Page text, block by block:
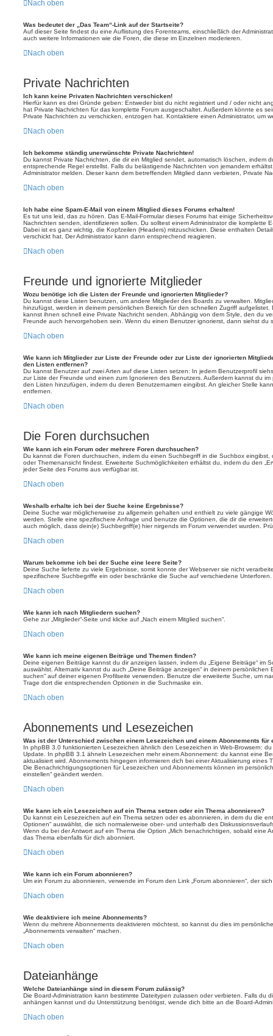
Nach oben
Was bedeutet der „Das Team“-Link auf der Startseite?
Auf dieser Seite findest du eine Auflistung des Forenteams, einschließlich der
auch weitere Informationen wie die Foren, die diese im Einzelnen moderieren.
Nach oben
Private Nachrichten
Ich kann keine Privaten Nachrichten verschicken!
Hierfür kann es drei Gründe geben: Entweder bist du nicht registriert und / oder nicht
hat Private Nachrichten für das komplette Forum ausgeschaltet. Außerdem könnte es
Private Nachrichten zu verschicken, entzogen hat. Kontaktiere einen Administrator, um
Nach oben
Ich bekomme ständig unerwünschte Private Nachrichten!
Du kannst Private Nachrichten, die dir ein Mitglied sendet, automatisch löschen, indem
entsprechende Regel erstellst. Falls du belästigende Nachrichten von jemandem
Administrator melden. Dieser kann dem betreffenden Mitglied dann verbieten, Private
Nach oben
Ich habe eine Spam-E-Mail von einem Mitglied dieses Forums erhalten!
Es tut uns leid, das zu hören. Das E-Mail-Formular dieses Forums hat einige
Nachrichten senden, identifizieren sollen. Du solltest einem Administrator die komplette
Dabei ist es ganz wichtig, die Kopfzeilen (Headers) mitzuschicken. Diese enthalten
verschickt hat. Der Administrator kann dann entsprechend reagieren.
Nach oben
Freunde und ignorierte Mitglieder
Wozu benötige ich die Listen der Freunde und ignorierten Mitglieder?
Du kannst diese Listen benutzen, um andere Mitglieder des Boards zu verwalten.
hinzufügst, werden in deinem persönlichen Bereich für den schnellen Zugriff
kannst ihnen schnell eine Private Nachricht senden. Abhängig von dem Style, den du
Freunde auch hervorgehoben sein. Wenn du einen Benutzer ignorierst, dann siehst du
Nach oben
Wie kann ich Mitglieder zur Liste der Freunde oder zur Liste der ignorierten
den Listen entfernen?
Du kannst Benutzer auf zwei Arten auf diese Listen setzen: In jedem Benutzerprofil
zur Liste der Freunde und einen zum Ignorieren des Benutzers. Außerdem kannst du
den Listen hinzufügen, indem du deren Benutzernamen eingibst. An gleicher Stelle
entfernen.
Nach oben
Die Foren durchsuchen
Wie kann ich ein Forum oder mehrere Foren durchsuchen?
Du kannst die Foren durchsuchen, indem du einen Suchbegriff in die Suchbox eingibst,
oder Themenansicht findest. Erweiterte Suchmöglichkeiten erhältst du, indem du den
jeder Seite des Forums aus verfügbar ist.
Nach oben
Weshalb erhalte ich bei der Suche keine Ergebnisse?
Deine Suche war möglicherweise zu allgemein gehalten und enthielt zu viele gängige
werden. Stelle eine spezifischere Anfrage und benutze die Optionen, die dir die
auch möglich, dass dein(e) Suchbegriff(e) hier nirgends im Forum verwendet wurden.
Nach oben
Warum bekomme ich bei der Suche eine leere Seite?
Deine Suche lieferte zu viele Ergebnisse, somit konnte der Webserver sie nicht
spezifischere Suchbegriffe ein oder beschränke die Suche auf verschiedene Unterforen.
Nach oben
Wie kann ich nach Mitgliedern suchen?
Gehe zur „Mitglieder“-Seite und klicke auf „Nach einem Mitglied suchen“.
Nach oben
Wie kann ich meine eigenen Beiträge und Themen finden?
Deine eigenen Beiträge kannst du dir anzeigen lassen, indem du „Eigene Beiträge“ im
auswählst. Alternativ kannst du auch „Deine Beiträge anzeigen“ in deinem persönlichen
suchen“ auf deiner eigenen Profilseite verwenden. Benutze die erweiterte Suche, um
Trage dort die entsprechenden Optionen in die Suchmaske ein.
Nach oben
Abonnements und Lesezeichen
Was ist der Unterschied zwischen einem Lesezeichen und einem Abonnements für
In phpBB 3.0 funktionierten Lesezeichen ähnlich den Lesezeichen in Web-Browsern:
Update. In phpBB 3.1 ähneln Lesezeichen mehr einem Abonnement: du kannst eine
aktualisiert wird. Abonnements hingegen informieren dich bei einer Aktualisierung eines
Die Benachrichtigungsoptionen für Lesezeichen und Abonnements können im
einstellen“ geändert werden.
Nach oben
Wie kann ich ein Lesezeichen auf ein Thema setzen oder ein Thema abonnieren?
Du kannst ein Lesezeichen auf ein Thema setzen oder es abonnieren, in dem du die
Optionen“ auswählst, die sich normalerweise ober- und unterhalb des
Wenn du bei der Antwort auf ein Thema die Option „Mich benachrichtigen, sobald eine
das Thema ebenfalls für dich abonniert.
Nach oben
Wie kann ich ein Forum abonnieren?
Um ein Forum zu abonnieren, verwende im Forum den Link „Forum abonnieren“, der
Nach oben
Wie deaktiviere ich meine Abonnements?
Wenn du mehrere Abonnements deaktivieren möchtest, so kannst du dies im
„Abonnements verwalten“ machen.
Nach oben
Dateianhänge
Welche Dateianhänge sind in diesem Forum zulässig?
Die Board-Administration kann bestimmte Dateitypen zulassen oder verbieten. Falls du
anhängen kannst und du Unterstützung benötigst, wende dich bitte an die Board-
Nach oben